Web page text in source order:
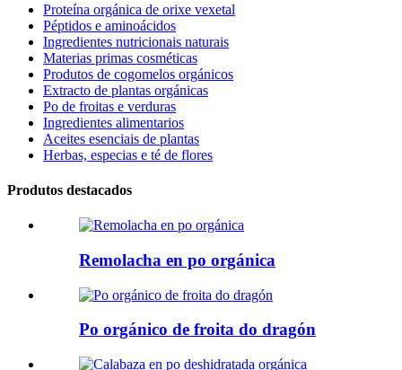
Proteína orgánica de orixe vexetal
Péptidos e aminoácidos
Ingredientes nutricionais naturais
Materias primas cosméticas
Produtos de cogomelos orgánicos
Extracto de plantas orgánicas
Po de froitas e verduras
Ingredientes alimentarios
Aceites esenciais de plantas
Herbas, especias e té de flores
Produtos destacados
Remolacha en po orgánica
Po orgánico de froita do dragón